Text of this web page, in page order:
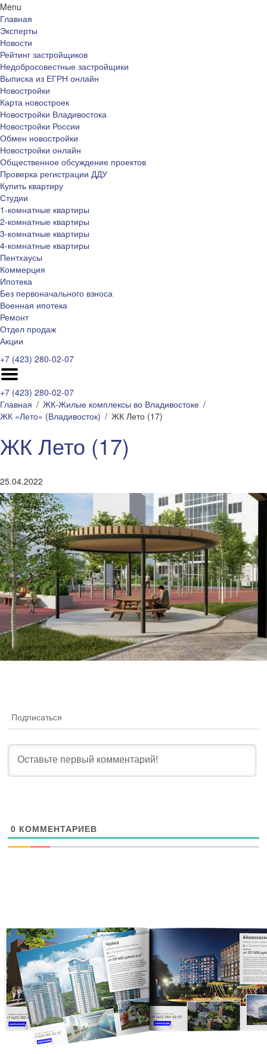
Menu
Главная
Эксперты
Новости
Рейтинг застройщиков
Недобросовестные застройщики
Выписка из ЕГРН онлайн
Новостройки
Карта новостроек
Новостройки Владивостока
Новостройки России
Обмен новостройки
Новостройки онлайн
Общественное обсуждение проектов
Проверка регистрации ДДУ
Купить квартиру
Студии
1-комнатные квартиры
2-комнатные квартиры
3-комнатные квартиры
4-комнатные квартиры
Пентхаусы
Коммерция
Ипотека
Без первоначального взноса
Военная ипотека
Ремонт
Отдел продаж
Акции
+7 (423) 280-02-07
+7 (423) 280-02-07
Главная
ЖК-Жилые комплексы во Владивостоке
ЖК «Лето» (Владивосток)
ЖК Лето (17)
ЖК Лето (17)
25.04.2022
Подписаться
0 КОММЕНТАРИЕВ